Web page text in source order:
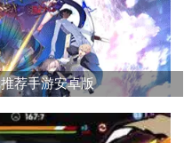
荐手游安卓版